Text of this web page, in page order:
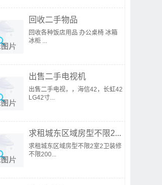
回收二手物品
回收各种饭店用品 办公桌椅 冰箱
冰柜 ...
出售二手电视机
出售二手电视，，海信42，长虹42
LG42寸...
求租城东区域房型不限2...
求租城东区域房型不限2室2卫装修
不限200...